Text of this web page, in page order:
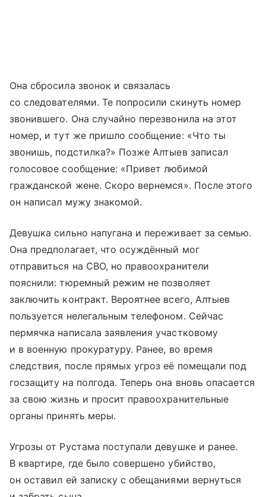
Она сбросила звонок и связалась
со следователями. Те попросили скинуть номер
звонившего. Она случайно перезвонила на этот
номер, и тут же пришло сообщение: «Что ты
звонишь, подстилка?» Позже Алтыев записал
голосовое сообщение: «Привет любимой
гражданской жене. Скоро вернемся». После этого
он написал мужу знакомой.
Девушка сильно напугана и переживает за семью.
Она предполагает, что осуждённый мог
отправиться на СВО, но правоохранители
пояснили: тюремный режим не позволяет
заключить контракт. Вероятнее всего, Алтыев
пользуется нелегальным телефоном. Сейчас
пермячка написала заявления участковому
и в военную прокуратуру. Ранее, во время
следствия, после прямых угроз её помещали под
госзащиту на полгода. Теперь она вновь опасается
за свою жизнь и просит правоохранительные
органы принять меры.
Угрозы от Рустама поступали девушке и ранее.
В квартире, где было совершено убийство,
он оставил ей записку с обещаниями вернуться